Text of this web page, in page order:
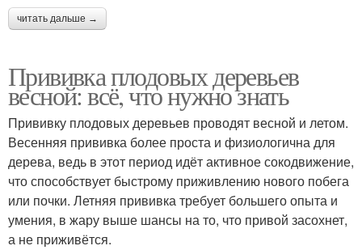
читать дальше →
Прививка плодовых деревьев
весной: всё, что нужно знать
Прививку плодовых деревьев проводят весной и летом.
Весенняя прививка более проста и физиологична для
дерева, ведь в этот период идёт активное сокодвижение,
что способствует быстрому приживлению нового побега
или почки. Летняя прививка требует большего опыта и
умения, в жару выше шансы на то, что привой засохнет,
а не приживётся.